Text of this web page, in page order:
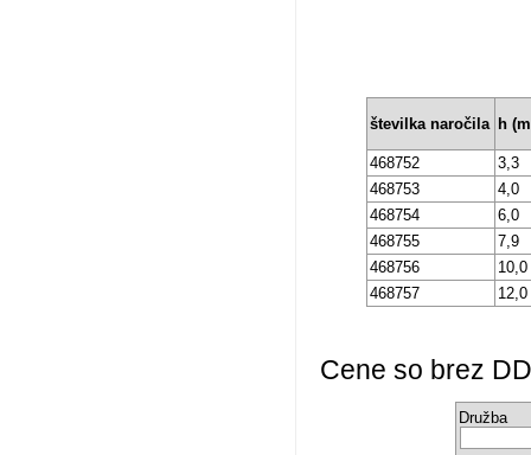
številka naročila h
468752
3,3
468753
4,0
468754
6,0
468755
7,9
468756
10,0
468757
12,0
Cene so brez
Družba